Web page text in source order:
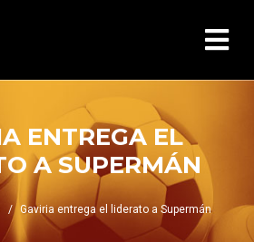
ENTREGA EL
A SUPERMÁN
Gaviria entrega el liderato a Supermán